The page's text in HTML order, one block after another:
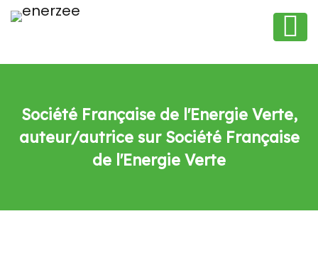
Société Française de l'Energie Verte,
auteur/autrice sur Société Française
de l'Energie Verte